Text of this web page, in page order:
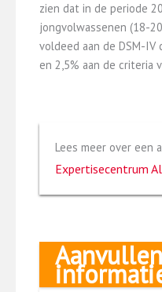
zien dat in de periode
jongvolwassenen (18-
voldeed aan de DSM-
en 2,5% aan de criteria
Lees meer over een
Expertisecentrum